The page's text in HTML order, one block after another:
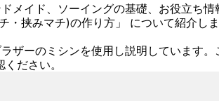
メイド、ソーイングの基礎、お役立ち情
・挟みマチ)の作り方」 について紹介しま
ザーのミシンを使用し説明しています
ださい。